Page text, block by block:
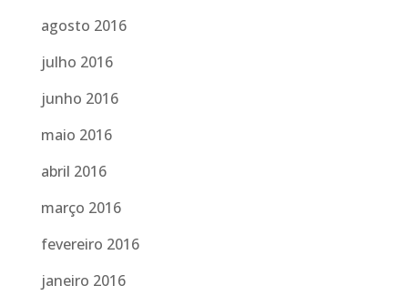
agosto 2016
julho 2016
junho 2016
maio 2016
abril 2016
março 2016
fevereiro 2016
janeiro 2016